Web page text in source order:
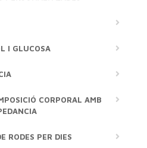
I GLUCOSA
CORPORAL AMB
RODES PER DIES